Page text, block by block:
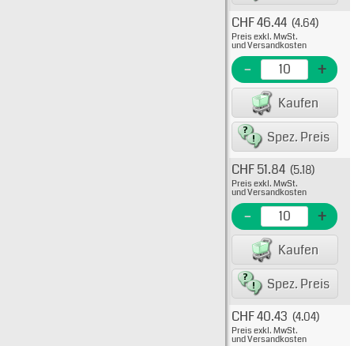
EME
CHF 46.44 (4.64)
Preis exkl. MwSt.
und Versandkosten
- +
Kaufen
Spez. Preis
EME
CHF 51.84 (5.18)
Preis exkl. MwSt.
und Versandkosten
- +
Kaufen
Spez. Preis
Typ:
CHF 40.43 (4.04)
Preis exkl. MwSt.
und Versandkosten